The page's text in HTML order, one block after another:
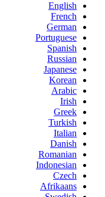
English
French
German
Portuguese
Spanish
Russian
Japanese
Korean
Arabic
Irish
Greek
Turkish
Italian
Danish
Romanian
Indonesian
Czech
Afrikaans